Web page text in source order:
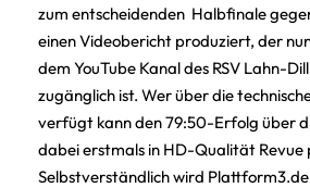
zum entscheidenden Halbfinale
einen Videobericht produziert, der
dem YouTube Kanal des RSV Lahn-
zugänglich ist. Wer über die
verfügt kann den 79:50-Erfolg über
dabei erstmals in HD-Qualität Revue
Selbstverständlich wird